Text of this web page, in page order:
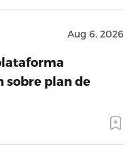
Aug 6, 2026
sobre plan de